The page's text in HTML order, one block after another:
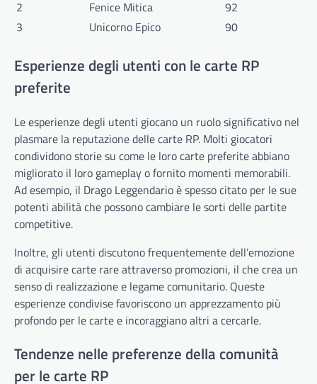
2 Fenice Mitica
92
3
Unicorno Epico 90
Esperienze degli utenti con le carte RP
preferite
Le esperienze degli utenti giocano un ruolo significativo nel
plasmare la reputazione delle carte RP. Molti giocatori
condividono storie su come le loro carte preferite abbiano
migliorato il loro gameplay o fornito momenti memorabili.
Ad esempio, il Drago Leggendario è spesso citato per le sue
potenti abilità che possono cambiare le sorti delle partite
competitive.
Inoltre, gli utenti discutono frequentemente dell’emozione
di acquisire carte rare attraverso promozioni, il che crea un
senso di realizzazione e legame comunitario. Queste
esperienze condivise favoriscono un apprezzamento più
profondo per le carte e incoraggiano altri a cercarle.
Tendenze nelle preferenze della comunità
per le carte RP